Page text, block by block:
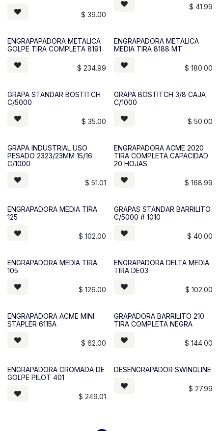
$ 39.00
$ 41.99
ENGRAPAPADORA METALICA
GOLPE TIRA COMPLETA 8191
$ 234.99
ENGRAPADORA METALICA
MEDIA TIRA 8188 MT
$ 180.00
GRAPA STANDAR BOSTITCH
C/5000
$ 35.00
GRAPA BOSTITCH 3/8 CAJA
C/1000
$ 50.00
GRAPA INDUSTRIAL USO
PESADO 2323/23MM 15/16
C/1000
$ 51.01
ENGRAPADORA ACME 2020
TIRA COMPLETA CAPACIDAD
20 HOJAS
$ 168.99
ENGRAPADORA MEDIA TIRA
125
$ 102.00
GRAPAS STANDAR BARRILITO
C/5000 # 1010
$ 40.00
ENGRAPADORA MEDIA TIRA
105
$ 126.00
ENGRAPADORA DELTA MEDIA
TIRA DE03
$ 102.00
ENGRAPADORA ACME MINI
STAPLER 6115A
$ 62.00
GRAPADORA BARRILITO 210
TIRA COMPLETA NEGRA
$ 144.00
ENGRAPADORA CROMADA DE
GOLPE PILOT 401
$ 249.01
DESENGRAPADOR SWINGLINE
$ 27.99